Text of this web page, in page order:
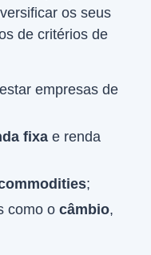
os seus
de critérios de
empresas de
fixa e renda
;
como o câmbio,